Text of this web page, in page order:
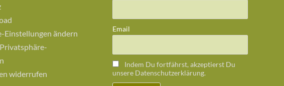
Einstellungen ändern
widerrufen
Email
Indem Du fortfährst, akzeptierst Du
unsere Datenschutzerklärung.